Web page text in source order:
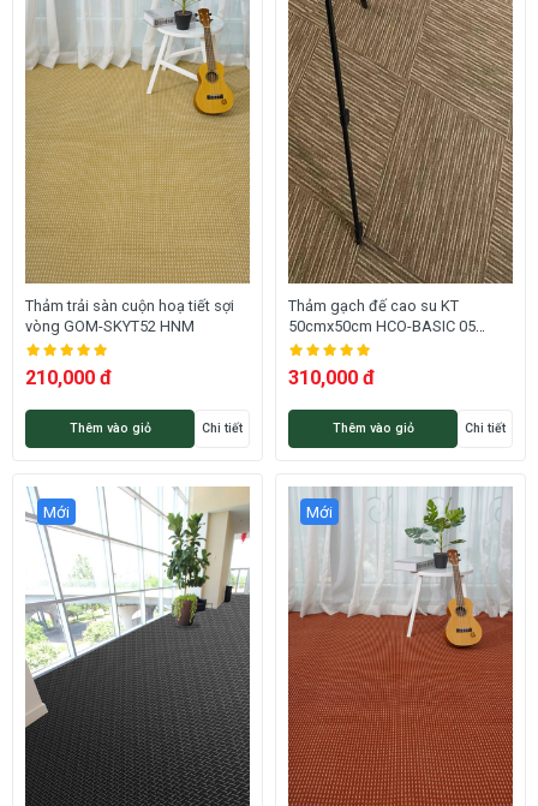
Thảm trải sàn cuộn hoạ tiết sợi
vòng GOM-SKYT52 HNM
210,000 đ
Thêm vào giỏ Chi tiết
Thảm gạch đế cao su KT
50cmx50cm HCO-BASIC 05
HNM
310,000 đ
Thêm vào giỏ Chi tiết
Mới Mới